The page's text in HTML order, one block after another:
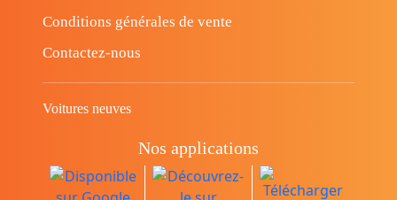
Conditions générales de vente
Contactez-nous
Voitures neuves
Nos applications